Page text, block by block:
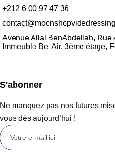
+212 6 00 97 47 36
Avenue Allal BenAbdellah, Rue
Immeuble Bel Air, 3ème étage,
S'abonner
Ne manquez pas nos futures
vous dès aujourd’hui !